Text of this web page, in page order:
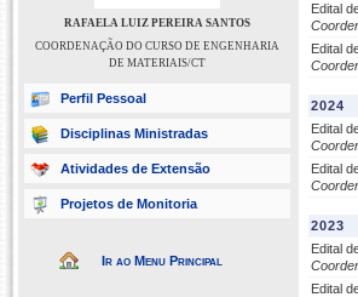
RAFAELA LUIZ PEREIRA SANTOS
COORDENAÇÃO DO CURSO DE ENGENHARIA
DE MATERIAIS/CT
Perfil Pessoal
Disciplinas Ministradas
Atividades de Extensão
Projetos de Monitoria
Ir ao Menu Principal
Edital
Edital
2024
Edital
Edital
2023
Edital
Edital